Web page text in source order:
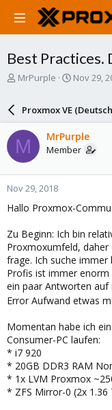
Best Practices.
T
a
d
s
t
a
r
e
MrPurple
S
r
t
d
a
e
Nov 29,
Proxmox VE
M MrPurple
Member
Nov 29, 2018
Hallo Proxmox-
Zu Beginn: Ich bin
Proxmoxumfeld, daher
frage. Ich suche immer
Profis ist immer
ein paar Antworten auf
Error Aufwand etwas
Momentan habe ich
Consumer-PC laufen:
* i7 920
* 20GB DDR3 RAM
* 1x LVM Proxmox
* ZFS Mirror-0 (2x 1.36